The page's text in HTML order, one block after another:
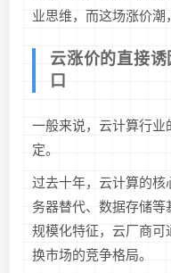
业思维，而这场涨价潮
云涨价的直接
口
一般来说，云计算行
定。
过去十年，云计算的
务器替代、数据存储等
规模化特征，云厂商
换市场的竞争格局。